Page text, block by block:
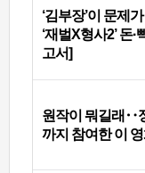
‘김부장’이 문제
‘재벌X형사2’ 돈
고서]
원작이 뭐길래‥
까지 참여한 이